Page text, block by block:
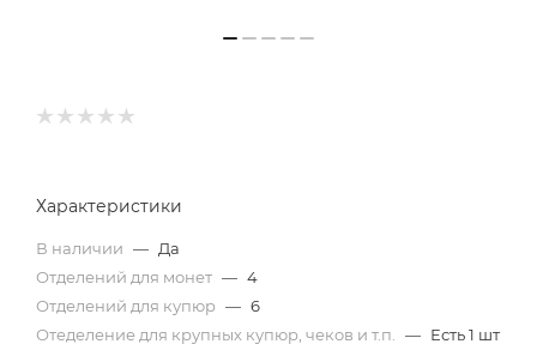
Характеристики
В наличии — Да
Отделений для монет — 4
Отделений для купюр — 6
Отеделение для крупных купюр, чеков и т.п.
— Есть 1 шт